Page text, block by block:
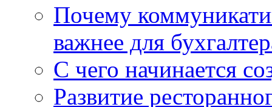
Почему
важнее для
С чего начинается
Развитие